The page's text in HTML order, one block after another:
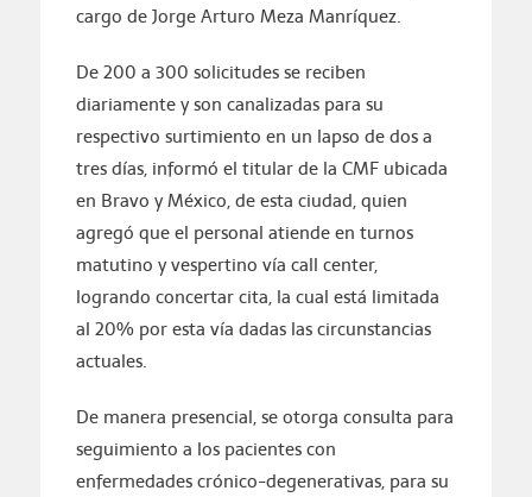
cargo de Jorge Arturo Meza Manríquez.
De 200 a 300 solicitudes se reciben
diariamente y son canalizadas para su
respectivo surtimiento en un lapso de dos a
tres días, informó el titular de la CMF ubicada
en Bravo y México, de esta ciudad, quien
agregó que el personal atiende en turnos
matutino y vespertino vía call center,
logrando concertar cita, la cual está limitada
al 20% por esta vía dadas las circunstancias
actuales.
De manera presencial, se otorga consulta para
seguimiento a los pacientes con
enfermedades crónico-degenerativas, para su